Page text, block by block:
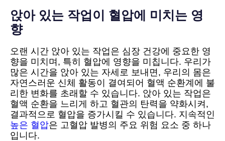
앉아 있는 작업이 혈압에 미치는 영
향
오랜 시간 앉아 있는 작업은 심장 건강에 중요한 영
향을 미치며, 특히 혈압에 영향을 미칩니다. 우리가
많은 시간을 앉아 있는 자세로 보내면, 우리의 몸은
자연스러운 신체 활동이 결여되어 혈액 순환계에 불
리한 변화를 초래할 수 있습니다. 앉아 있는 작업은
혈액 순환을 느리게 하고 혈관의 탄력을 약화시켜,
결과적으로 혈압을 증가시킬 수 있습니다. 지속적인
높은 혈압은 고혈압 발병의 주요 위험 요소 중 하나
입니다.